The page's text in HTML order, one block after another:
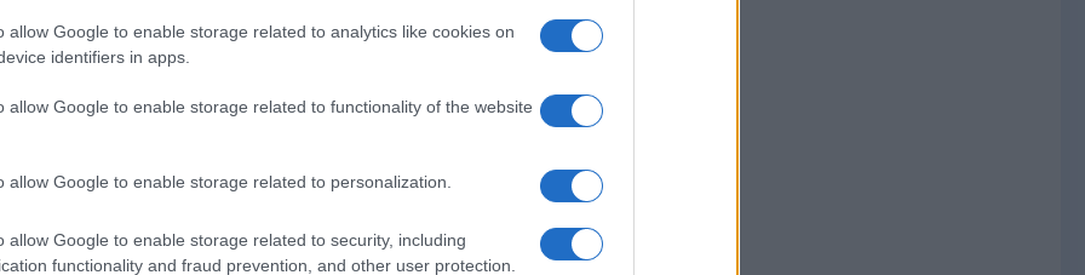
allow Google to enable storage related to analytics like cookies on
identifiers in apps.
allow Google to enable storage related to functionality of the website
allow Google to enable storage related to personalization.
allow Google to enable storage related to security, including
functionality and fraud prevention, and other user protection.
altro per sopravvivenza, non ha fatto
movimento MAGA. E comunque è lafine
presidente “ricattato” da Israele, o
prendendo decisioni sulla base di
cosa è meglio per Israele, cosa è